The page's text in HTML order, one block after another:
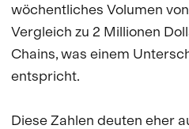
wöchentliches Volumen
Vergleich zu 2 Millionen
Chains, was einem
entspricht.
Diese Zahlen deuten eher